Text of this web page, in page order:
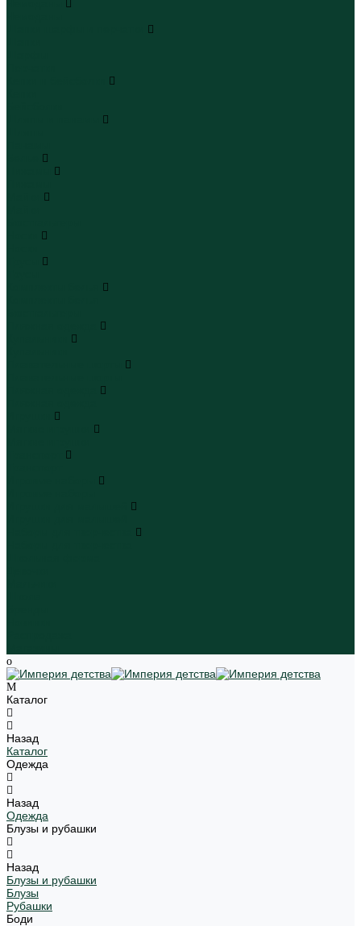
Каталог
Назад
Каталог
Одежда
Назад
Одежда
Блузы и рубашки
Назад
Блузы и рубашки
Блузы
Рубашки
Боди